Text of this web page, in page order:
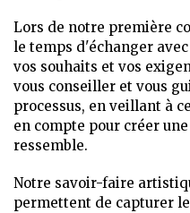
Lors de notre première
le temps d'échanger
vos souhaits et vos
vous conseiller et vous
processus, en veillant à
en compte pour créer
ressemble.
Notre savoir-faire
permettent de capturer